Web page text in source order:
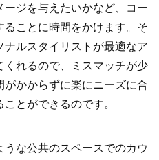
ジを与えたいかなど、コー
ことに時間をかけます。そ
ルスタイリストが最適なア
れるので、ミスマッチが少
かからずに楽にニーズに合
とができるのです。
うな公共のスペースでのカウ